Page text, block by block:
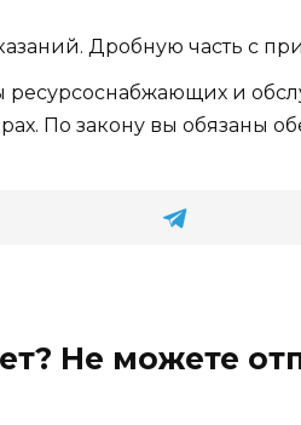
Дробную часть с
и
По закону вы обязаны
Не можете